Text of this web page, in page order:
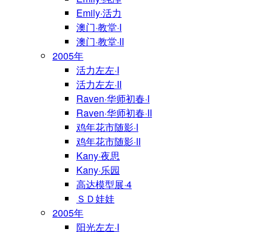
Emily·活力
澳门·教堂·I
澳门·教堂·II
2005年
活力左左·I
活力左左·II
Raven·华师初春·I
Raven·华师初春·II
鸡年花市随影·I
鸡年花市随影·II
Kany·夜思
Kany·乐园
高达模型展·4
ＳＤ娃娃
2005年
阳光左左·I